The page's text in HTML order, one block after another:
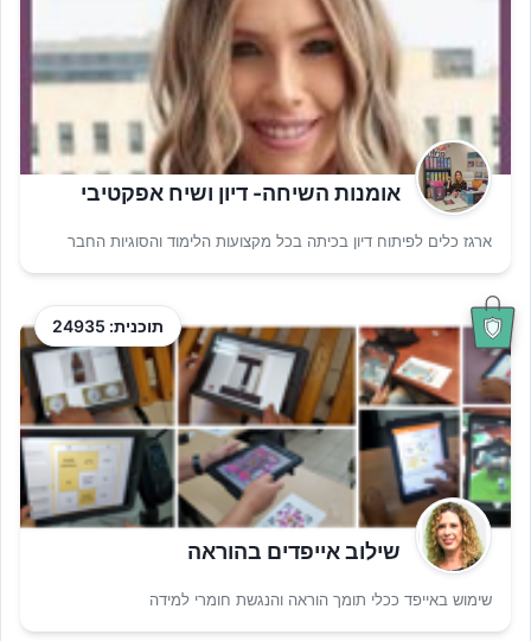
אומנות השיחה- דיון ושיח אפקטיבי
ארגז כלים לפיתוח דיון בכיתה בכל מקצועות הלימוד והסוגיות החבר
תוכנית: 24935
שילוב אייפדים בהוראה
שימוש באייפד ככלי תומך הוראה והנגשת חומרי למידה